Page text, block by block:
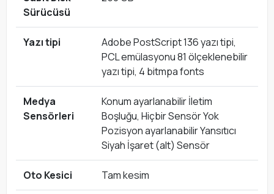
Sürücüsü
Yazı tipi
Adobe PostScript 136 yazı tipi,
PCL emülasyonu 81 ölçeklenebilir
yazı tipi, 4 bitmpa fonts
Medya
Sensörleri
Konum ayarlanabilir İletim
Boşluğu, Hiçbir Sensör Yok
Pozisyon ayarlanabilir Yansıtıcı
Siyah İşaret (alt) Sensör
Oto Kesici Tam kesim